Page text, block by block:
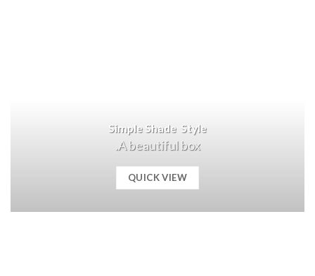
Simple Shade Style
A beautiful box.
QUICK VIEW